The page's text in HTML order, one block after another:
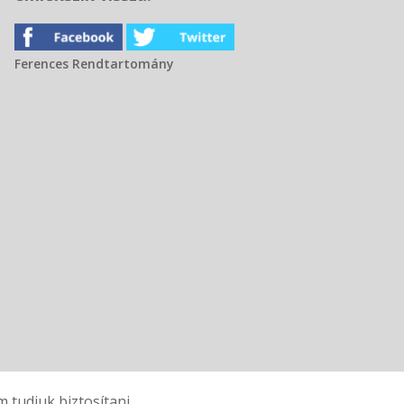
Ferences Rendtartomány